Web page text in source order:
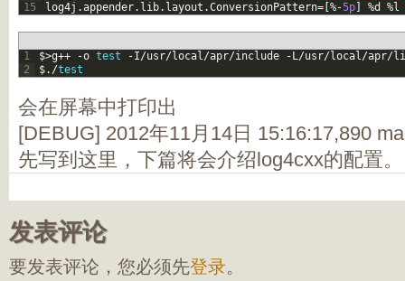
15
log4j .appender. lib. layout .ConversionPattern= %-5p %d %l
1
2
$>g++ -o test -I/usr/local/apr/include - L/usr/local/apr/
$. /test
会在屏幕中打印出
[DEBUG] 2012年11月14日 15:16:17,890
先写到这里，下篇将会介绍log4cxx的配置。
发表评论
要发表评论，您必须先登录。